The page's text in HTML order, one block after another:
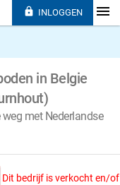
in Belgie
met Nederlandse
Dit bedrijf is verkocht en/of
 INLOGGEN